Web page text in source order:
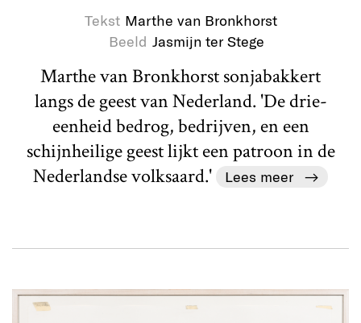
Tekst Marthe van Bronkhorst
Beeld Jasmijn ter Stege
Marthe van Bronkhorst sonjabakkert
langs de geest van Nederland. 'De drie-
eenheid bedrog, bedrijven, en een
schijnheilige geest lijkt een patroon in de
Nederlandse volksaard.'
Lees meer